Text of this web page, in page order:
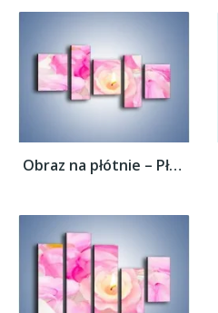
Obraz na płótnie – Pływająca różana...